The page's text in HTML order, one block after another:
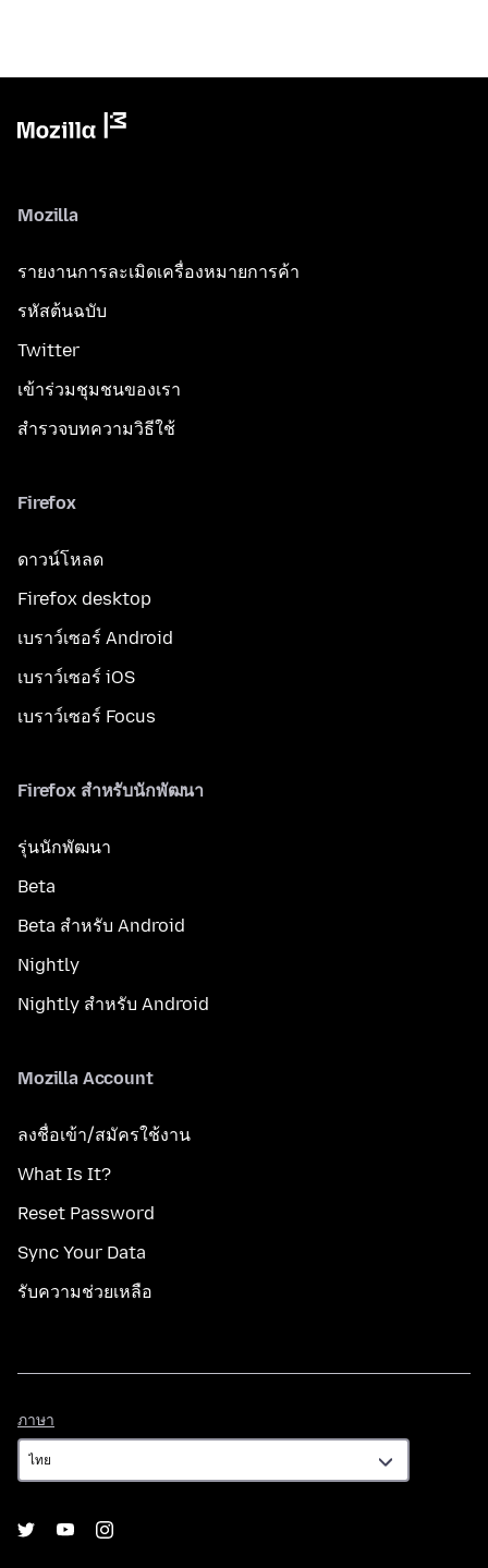
Mozilla
รายงานการละเมิดเครื่องหมายการค้า
รหัสต้นฉบับ
Twitter
เข้าร่วมชุมชนของเรา
สำรวจบทความวิธีใช้
Firefox
ดาวน์โหลด
Firefox desktop
เบราว์เซอร์ Android
เบราว์เซอร์ iOS
เบราว์เซอร์ Focus
Firefox สำหรับนักพัฒนา
รุ่นนักพัฒนา
Beta
Beta สำหรับ Android
Nightly
Nightly สำหรับ Android
Mozilla Account
ลงชื่อเข้า/สมัครใช้งาน
What Is It?
Reset Password
Sync Your Data
รับความช่วยเหลือ
ภาษา